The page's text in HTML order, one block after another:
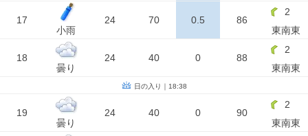
17
小雨
24 70 0.5 86
2
東南東
18
曇り
24 40 0 88
2
東南東
日の入り｜18:38
19
曇り
24 40 0 90
2
東南東